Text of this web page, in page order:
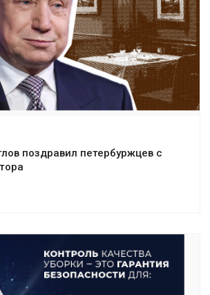
поздравил петербуржцев с